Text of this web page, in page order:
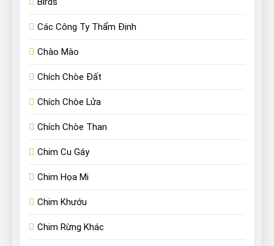
Các Công Ty Thẩm Định
Chào Mào
Chích Chòe Đất
Chích Chòe Lửa
Chích Chòe Than
Chim Cu Gáy
Chim Họa Mi
Chim Khướu
Chim Rừng Khác